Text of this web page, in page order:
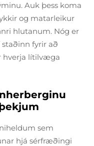
Auk þess koma
og matarleikur
hlutanum. Nóg er
fyrir að
hverja lítilvæga
sem
hjá sérfræðingi